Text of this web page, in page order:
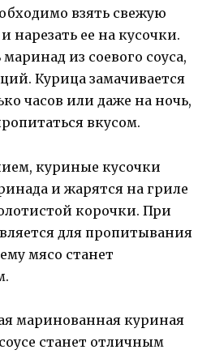
взять свежую
нарезать ее на кусочки.
из соевого соуса,
Курица замачивается
часов или даже на ночь,
вкусом.
куриные кусочки
и жарятся на гриле
корочки. При
для пропитывания
мясо станет
маринованная куриная
станет отличным